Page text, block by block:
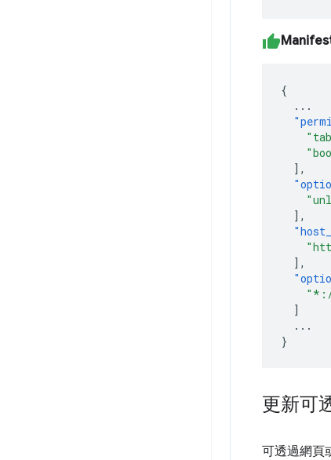
{
...
],
],
],
]
...
}
更新可
可透過網頁